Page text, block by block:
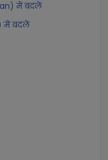
में बदलें
में बदलें